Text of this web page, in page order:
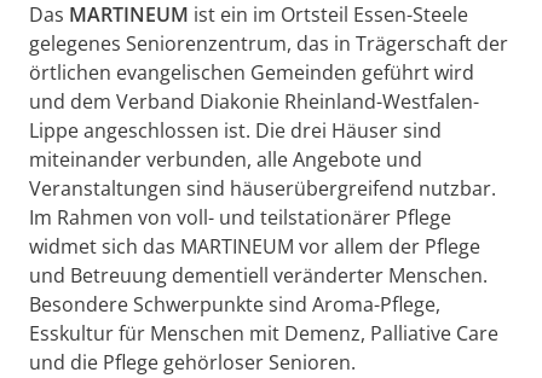
Das MARTINEUM ist ein im Ortsteil Essen-Steele
gelegenes Seniorenzentrum, das in Trägerschaft der
örtlichen evangelischen Gemeinden geführt wird
und dem Verband Diakonie Rheinland-Westfalen-
Lippe angeschlossen ist. Die drei Häuser sind
miteinander verbunden, alle Angebote und
Veranstaltungen sind häuserübergreifend nutzbar.
Im Rahmen von voll- und teilstationärer Pflege
widmet sich das MARTINEUM vor allem der Pflege
und Betreuung dementiell veränderter Menschen.
Besondere Schwerpunkte sind Aroma-Pflege,
Esskultur für Menschen mit Demenz, Palliative Care
und die Pflege gehörloser Senioren.